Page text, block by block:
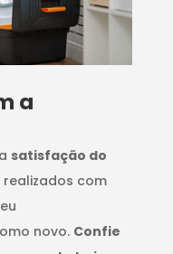
a
satisfação do
realizados com
novo. Confie